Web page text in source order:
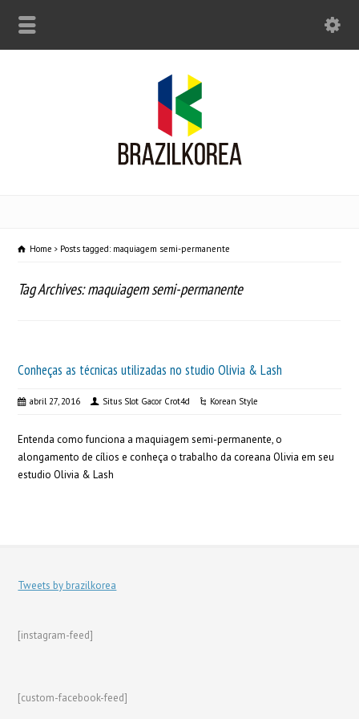
Home Posts tagged: maquiagem semi-permanente
Tag Archives: maquiagem semi-permanente
Conheças as técnicas utilizadas no studio Olivia & Lash
abril 27, 2016 Situs Slot Gacor Crot4d Korean Style
Entenda como funciona a maquiagem semi-permanente, o
alongamento de cílios e conheça o trabalho da coreana Olivia em seu
estudio Olivia & Lash
Tweets by brazilkorea
[instagram-feed]
[custom-facebook-feed]